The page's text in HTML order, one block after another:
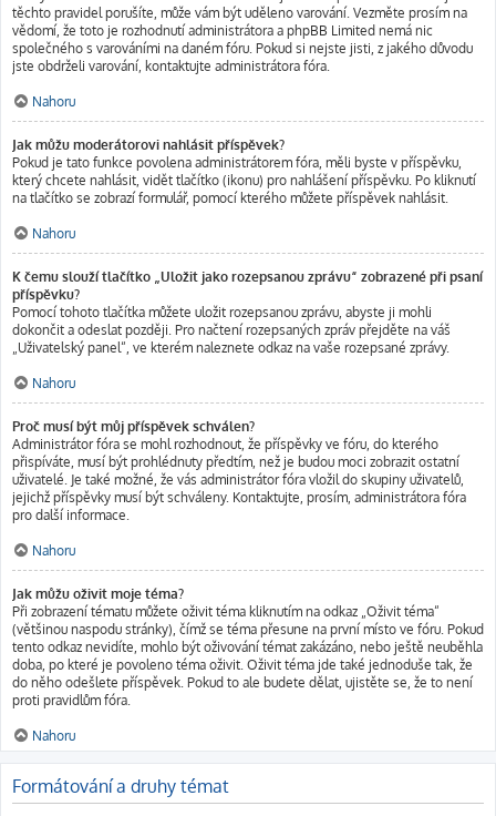
těchto pravidel porušíte, může vám být uděleno varování. Vezměte prosím na
vědomí, že toto je rozhodnutí administrátora a phpBB Limited nemá nic
společného s varováními na daném fóru. Pokud si nejste jisti, z jakého důvodu
jste obdrželi varování, kontaktujte administrátora fóra.
Nahoru
Jak můžu moderátorovi nahlásit příspěvek?
Pokud je tato funkce povolena administrátorem fóra, měli byste v příspěvku,
který chcete nahlásit, vidět tlačítko (ikonu) pro nahlášení příspěvku. Po kliknutí
na tlačítko se zobrazí formulář, pomocí kterého můžete příspěvek nahlásit.
Nahoru
K čemu slouží tlačítko „Uložit jako rozepsanou zprávu“ zobrazené při psaní
příspěvku?
Pomocí tohoto tlačítka můžete uložit rozepsanou zprávu, abyste ji mohli
dokončit a odeslat později. Pro načtení rozepsaných zpráv přejděte na váš
„Uživatelský panel“, ve kterém naleznete odkaz na vaše rozepsané zprávy.
Nahoru
Proč musí být můj příspěvek schválen?
Administrátor fóra se mohl rozhodnout, že příspěvky ve fóru, do kterého
přispíváte, musí být prohlédnuty předtím, než je budou moci zobrazit ostatní
uživatelé. Je také možné, že vás administrátor fóra vložil do skupiny uživatelů,
jejichž příspěvky musí být schváleny. Kontaktujte, prosím, administrátora fóra
pro další informace.
Nahoru
Jak můžu oživit moje téma?
Při zobrazení tématu můžete oživit téma kliknutím na odkaz „Oživit téma“
(většinou naspodu stránky), čímž se téma přesune na první místo ve fóru. Pokud
tento odkaz nevidíte, mohlo být oživování témat zakázáno, nebo ještě neuběhla
doba, po které je povoleno téma oživit. Oživit téma jde také jednoduše tak, že
do něho odešlete příspěvek. Pokud to ale budete dělat, ujistěte se, že to není
proti pravidlům fóra.
Nahoru
Formátování a druhy témat